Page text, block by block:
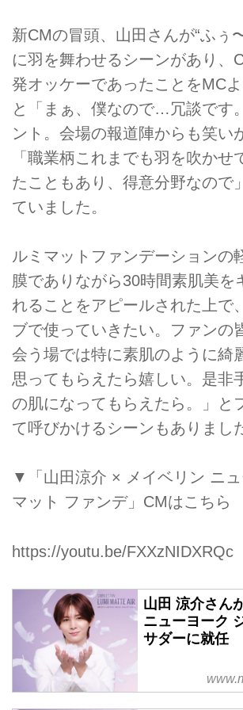
新CMの冒頭、山田さんが“ふぅ
に羽を舞わせるシーンがあり、
発オッケーであったことをMC
と「まぁ、僕なので…冗談です
ント。会場の報道陣からも笑い
「職業柄これまでも羽を吹かせ
たこともあり、得意分野なので
ていました。
ルミマットファンデーションの
膜でありながら30時間素肌美を
れることをアピールされた上で
ブで使っていきたい。ファンの
会う場では特に素肌のように綺
思ってもらえたら嬉しい。是非
の肌になってもらえたら。」と
て呼びかけるシーンもありまし
▼「山田涼介 × メイベリン ニュ
マット ファンデ」CMはこちら
https://youtu.be/FXXzNIDXRQc
山田 涼介さん
ニューヨーク
サダーに就任